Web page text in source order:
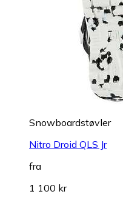
Snowboardstøvler
Nitro Droid QLS Jr
fra
1 100 kr